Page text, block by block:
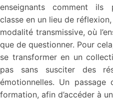
enseignants comment ils
classe en un lieu de
modalité transmissive, où
que de questionner. Pour
se transformer en un
pas sans susciter des
émotionnelles. Un
formation, afin d’accéder à